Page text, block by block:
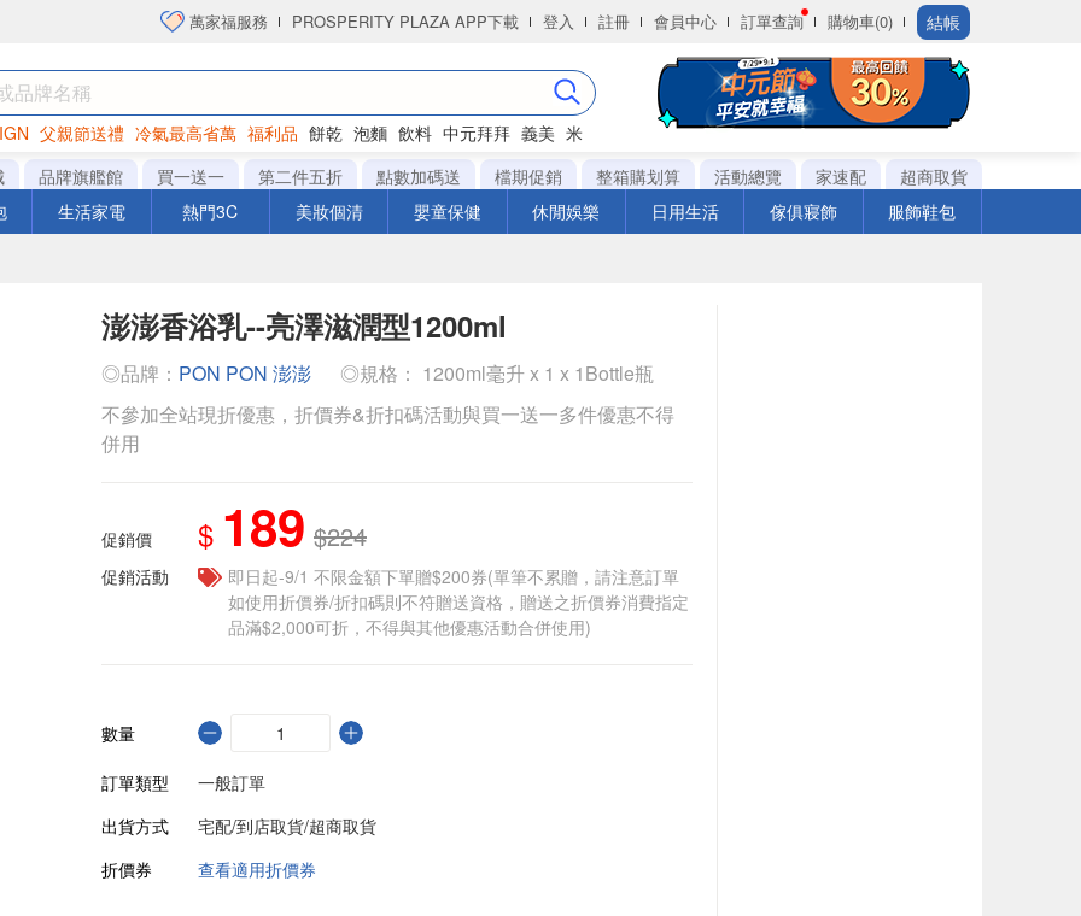
萬家福服務 PROSPERITY PLAZA APP下載 登入 註冊 會員中心 訂單查詢 購物車(0) 結帳
父親節送禮 冷氣最高省萬 福利品 餅乾 泡麵 飲料 中元拜拜 義美 米
衛生紙
品牌旗艦館 買一送一 第二件五折 點數加碼送 檔期促銷 整箱購划算 活動總覽 家速配
超商取貨
生活家電 熱門3C 美妝個清 嬰童保健 休閒娛樂 日用生活 傢俱寢飾 服飾鞋包
澎澎香浴乳--亮澤滋潤型1200ml
◎品牌： PON PON 澎澎
◎規格： 1200ml毫升 x 1 x 1Bottle瓶
不參加全站現折優惠，折價券&折扣碼活動與買一送一多件優惠不得
併用
促銷價 $ 189 $224
促銷活動
即日起-9/1 不限金額下單贈$200券(單筆不累贈，請注意訂單
如使用折價券/折扣碼則不符贈送資格，贈送之折價券消費指定
品滿$2,000可折，不得與其他優惠活動合併使用)
數量
訂單類型
一般訂單
出貨方式
宅配/到店取貨/超商取貨
折價券
查看適用折價券